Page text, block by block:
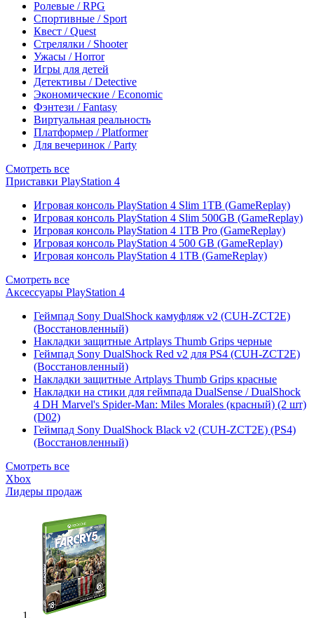
Ролевые / RPG
Спортивные / Sport
Квест / Quest
Стрелялки / Shooter
Ужасы / Horror
Игры для детей
Детективы / Detective
Экономические / Economic
Фэнтези / Fantasy
Виртуальная реальность
Платформер / Platformer
Для вечеринок / Party
Смотреть все
Приставки PlayStation 4
Игровая консоль PlayStation 4 Slim 1TB (GameReplay)
Игровая консоль PlayStation 4 Slim 500GB (GameReplay)
Игровая консоль PlayStation 4 1TB Pro (GameReplay)
Игровая консоль PlayStation 4 500 GB (GameReplay)
Игровая консоль PlayStation 4 1TB (GameReplay)
Смотреть все
Аксессуары PlayStation 4
Геймпад Sony DualShock камуфляж v2 (CUH-ZCT2E)
(Восстановленный)
Накладки защитные Artplays Thumb Grips черные
Геймпад Sony DualShock Red v2 для PS4 (CUH-ZCT2E)
(Восстановленный)
Накладки защитные Artplays Thumb Grips красные
Накладки на стики для геймпада DualSense / DualShock
4 DH Marvel's Spider-Man: Miles Morales (красный) (2 шт)
(D02)
Геймпад Sony DualShock Black v2 (CUH-ZCT2E) (PS4)
(Восстановленный)
Смотреть все
Xbox
Лидеры продаж